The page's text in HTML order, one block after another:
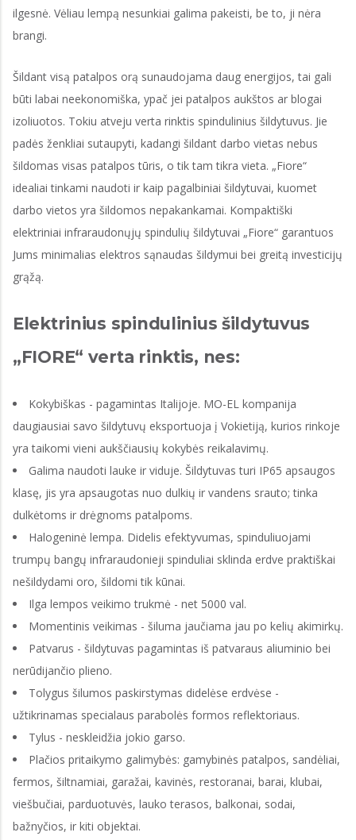
ilgesnė. Vėliau lempą nesunkiai galima pakeisti, be to, ji nėra
brangi.
Šildant visą patalpos orą sunaudojama daug energijos, tai gali
būti labai neekonomiška, ypač jei patalpos aukštos ar blogai
izoliuotos. Tokiu atveju verta rinktis spindulinius šildytuvus. Jie
padės ženkliai sutaupyti, kadangi šildant darbo vietas nebus
šildomas visas patalpos tūris, o tik tam tikra vieta. „Fiore“
idealiai tinkami naudoti ir kaip pagalbiniai šildytuvai, kuomet
darbo vietos yra šildomos nepakankamai. Kompaktiški
elektriniai infraraudonųjų spindulių šildytuvai „Fiore“ garantuos
Jums minimalias elektros sąnaudas šildymui bei greitą investicijų
grąžą.
Elektrinius spindulinius šildytuvus
„FIORE“ verta rinktis, nes:
Kokybiškas - pagamintas Italijoje. MO-EL kompanija
daugiausiai savo šildytuvų eksportuoja į Vokietiją, kurios rinkoje
yra taikomi vieni aukščiausių kokybės reikalavimų.
Galima naudoti lauke ir viduje. Šildytuvas turi IP65 apsaugos
klasę, jis yra apsaugotas nuo dulkių ir vandens srauto; tinka
dulkėtoms ir drėgnoms patalpoms.
Halogeninė lempa. Didelis efektyvumas, spinduliuojami
trumpų bangų infraraudonieji spinduliai sklinda erdve praktiškai
nešildydami oro, šildomi tik kūnai.
Ilga lempos veikimo trukmė - net 5000 val.
Momentinis veikimas - šiluma jaučiama jau po kelių akimirkų.
Patvarus - šildytuvas pagamintas iš patvaraus aliuminio bei
nerūdijančio plieno.
Tolygus šilumos paskirstymas didelėse erdvėse -
užtikrinamas specialaus parabolės formos reflektoriaus.
Tylus - neskleidžia jokio garso.
Plačios pritaikymo galimybės: gamybinės patalpos, sandėliai,
fermos, šiltnamiai, garažai, kavinės, restoranai, barai, klubai,
viešbučiai, parduotuvės, lauko terasos, balkonai, sodai,
bažnyčios, ir kiti objektai.